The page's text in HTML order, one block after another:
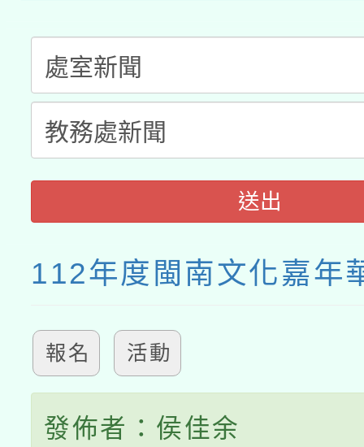
送出
112年度閩南文化嘉年
報名 活動
發佈者：侯佳余